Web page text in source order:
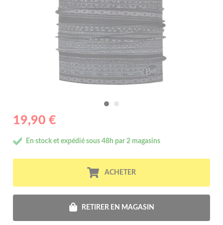
19,90 €
En stock et expédié sous 48h par 2 magasins
ACHETER
RETIRER EN MAGASIN